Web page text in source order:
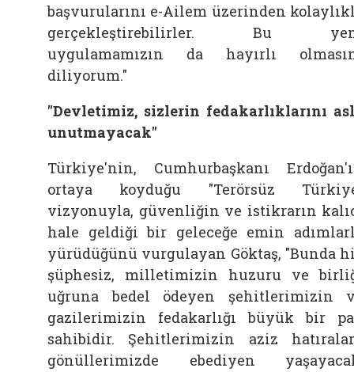
başvurularını e-Ailem üzerinden
gerçekleştirebilirler. Bu
uygulamamızın da hayırlı
diliyorum."
"Devletimiz, sizlerin fedakarlıklarını
unutmayacak"
Türkiye'nin, Cumhurbaşkanı
ortaya koyduğu "Terörsüz
vizyonuyla, güvenliğin ve istikrarın
hale geldiği bir geleceğe emin
yürüdüğünü vurgulayan Göktaş, "Bunda
şüphesiz, milletimizin huzuru ve
uğruna bedel ödeyen şehitlerimizin
gazilerimizin fedakarlığı büyük bir
sahibidir. Şehitlerimizin aziz
gönüllerimizde ebediyen